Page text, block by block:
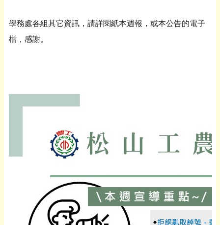
學務處各組其它資訊，請詳閱紙本週報，或本公告的電子
檔，感謝。